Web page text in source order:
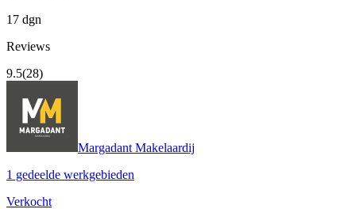
17 dgn
Reviews
9.5(28)
Margadant Makelaardij
1 gedeelde werkgebieden
Verkocht